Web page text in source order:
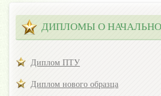
ДИПЛОМЫ О
Диплом ПТУ
Диплом нового образца